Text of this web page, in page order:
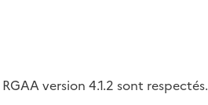
version 4.1.2 sont respectés.